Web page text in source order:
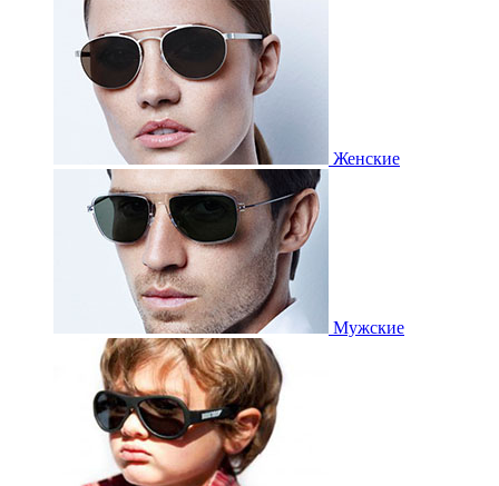
Женские
Мужские